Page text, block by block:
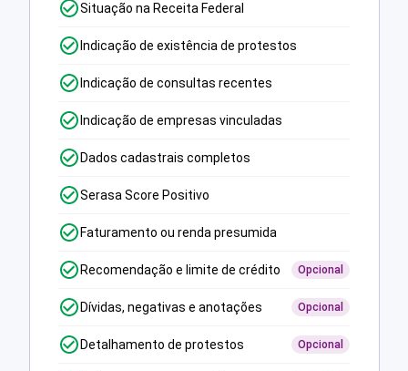
Situação na Receita Federal
Indicação de existência de protestos
Indicação de consultas recentes
Indicação de empresas vinculadas
Dados cadastrais completos
Serasa Score Positivo
Faturamento ou renda presumida
Recomendação e limite de crédito Opcional
Dívidas, negativas e anotações Opcional
Detalhamento de protestos Opcional